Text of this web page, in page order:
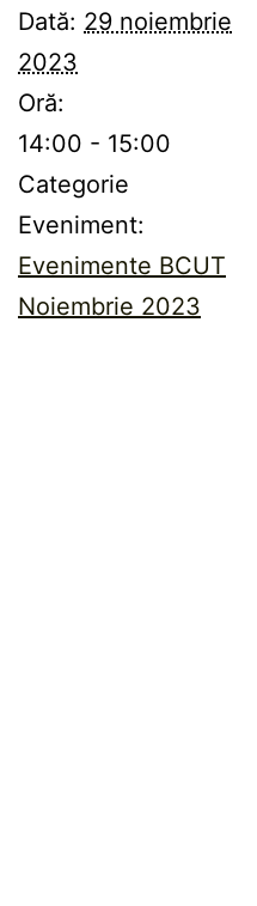
Dată: 29 noiembrie
2023
Oră:
14:00 - 15:00
Categorie
Eveniment:
Evenimente BCUT
Noiembrie 2023